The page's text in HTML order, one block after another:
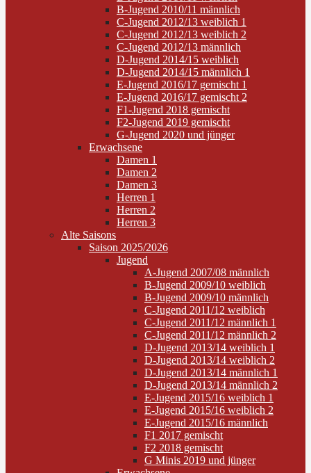
B-Jugend 2010/11 männlich
C-Jugend 2012/13 weiblich 1
C-Jugend 2012/13 weiblich 2
C-Jugend 2012/13 männlich
D-Jugend 2014/15 weiblich
D-Jugend 2014/15 männlich 1
E-Jugend 2016/17 gemischt 1
E-Jugend 2016/17 gemischt 2
F1-Jugend 2018 gemischt
F2-Jugend 2019 gemischt
G-Jugend 2020 und jünger
Erwachsene
Damen 1
Damen 2
Damen 3
Herren 1
Herren 2
Herren 3
Alte Saisons
Saison 2025/2026
Jugend
A-Jugend 2007/08 männlich
B-Jugend 2009/10 weiblich
B-Jugend 2009/10 männlich
C-Jugend 2011/12 weiblich
C-Jugend 2011/12 männlich 1
C-Jugend 2011/12 männlich 2
D-Jugend 2013/14 weiblich 1
D-Jugend 2013/14 weiblich 2
D-Jugend 2013/14 männlich 1
D-Jugend 2013/14 männlich 2
E-Jugend 2015/16 weiblich 1
E-Jugend 2015/16 weiblich 2
E-Jugend 2015/16 männlich
F1 2017 gemischt
F2 2018 gemischt
G Minis 2019 und jünger